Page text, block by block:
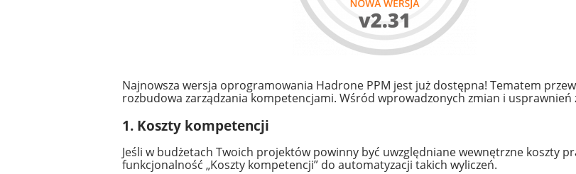
Najnowsza wersja oprogramowania Hadrone PPM jest już dostępna! Tematem
rozbudowa zarządzania kompetencjami. Wśród wprowadzonych zmian i usprawnień
1. Koszty kompetencji
Jeśli w budżetach Twoich projektów powinny być uwzględniane wewnętrzne koszty
funkcjonalność „Koszty kompetencji” do automatyzacji takich wyliczeń.